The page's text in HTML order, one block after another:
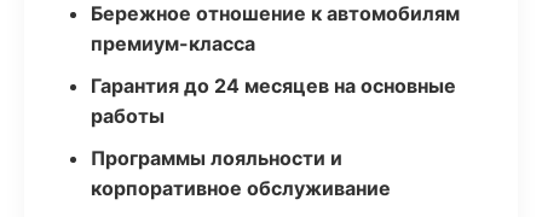
Бережное отношение к автомобилям
премиум-класса
Гарантия до 24 месяцев на основные
работы
Программы лояльности и
корпоративное обслуживание